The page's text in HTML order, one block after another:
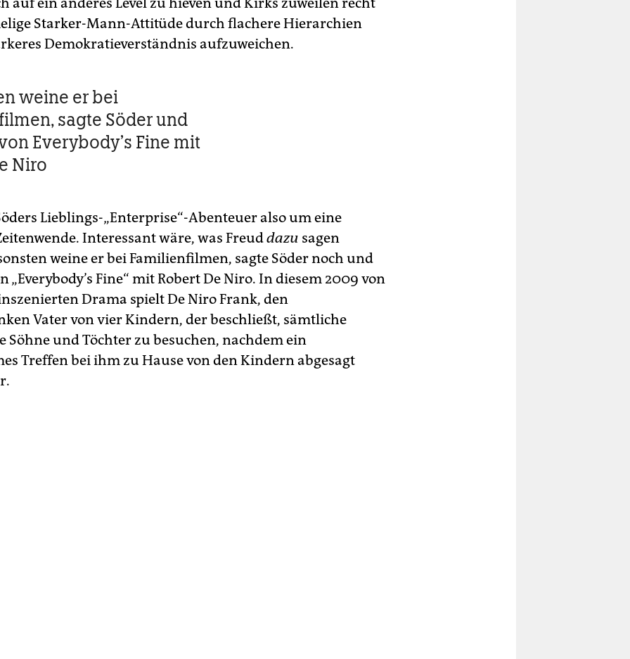
Starker-Mann-Attitüde durch flachere Hierarchien
Demokratieverständnis aufzuweichen.
weine er bei
sagte Söder und
Everybody’s Fine mit
Niro
Lieblings-„Enterprise“-Abenteuer also um eine
Interessant wäre, was Freuddazu sagen
weine er bei Familienfilmen, sagte Söder noch und
„Everybody’s Fine“ mit Robert De Niro. In diesem 2009 von
Drama spielt De Niro Frank, den
Vater von vier Kindern, der beschließt, sämtliche
Söhne und Töchter zu besuchen, nachdem ein
Treffen bei ihm zu Hause von den Kindern abgesagt